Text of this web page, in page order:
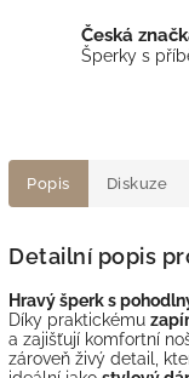
Česká
Šperky s
Popis Diskuze
Detailní popis
Hravý šperk s
Díky praktickému
a zajišťují komfortní
zároveň živý detail,